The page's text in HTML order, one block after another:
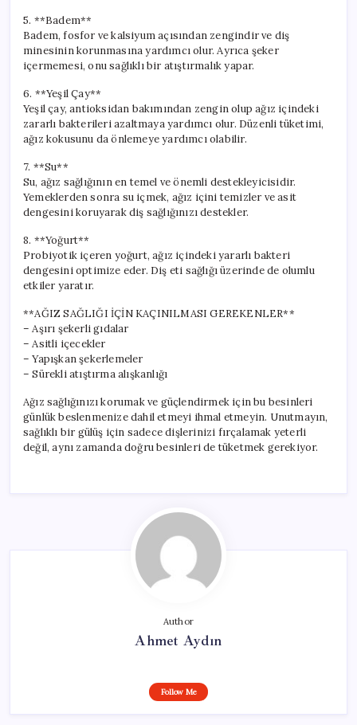
5. **Badem**
Badem, fosfor ve kalsiyum açısından zengindir ve diş
minesinin korunmasına yardımcı olur. Ayrıca şeker
içermemesi, onu sağlıklı bir atıştırmalık yapar.
6. **Yeşil Çay**
Yeşil çay, antioksidan bakımından zengin olup ağız içindeki
zararlı bakterileri azaltmaya yardımcı olur. Düzenli tüketimi,
ağız kokusunu da önlemeye yardımcı olabilir.
7. **Su**
Su, ağız sağlığının en temel ve önemli destekleyicisidir.
Yemeklerden sonra su içmek, ağız içini temizler ve asit
dengesini koruyarak diş sağlığınızı destekler.
8. **Yoğurt**
Probiyotik içeren yoğurt, ağız içindeki yararlı bakteri
dengesini optimize eder. Diş eti sağlığı üzerinde de olumlu
etkiler yaratır.
**AĞIZ SAĞLIĞI İÇİN KAÇINILMASI GEREKENLER**
– Aşırı şekerli gıdalar
– Asitli içecekler
– Yapışkan şekerlemeler
– Sürekli atıştırma alışkanlığı
Ağız sağlığınızı korumak ve güçlendirmek için bu besinleri
günlük beslenmenize dahil etmeyi ihmal etmeyin. Unutmayın,
sağlıklı bir gülüş için sadece dişlerinizi fırçalamak yeterli
değil, aynı zamanda doğru besinleri de tüketmek gerekiyor.
Author
Ahmet Aydın
Follow Me